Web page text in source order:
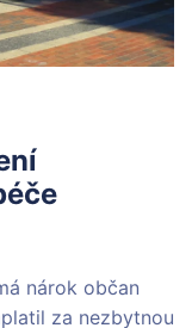
nárok občan
za nezbytnou